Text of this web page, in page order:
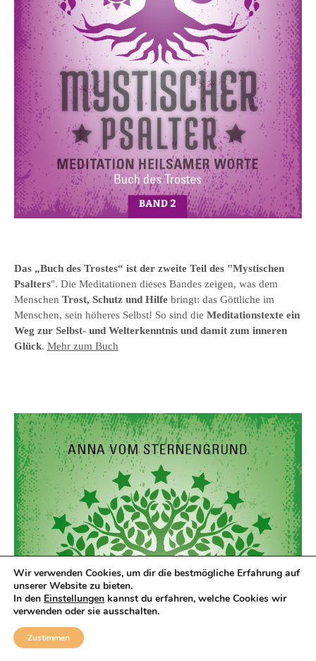
Das „Buch des Trostes“ ist der zweite Teil des "Mystischen
Psalters". Die Meditationen dieses Bandes zeigen, was dem
Menschen Trost, Schutz und Hilfe bringt: das Göttliche im
Menschen, sein höheres Selbst! So sind die Meditationstexte ein
Weg zur Selbst- und Welterkenntnis und damit zum inneren
Glück. Mehr zum Buch
Wir verwenden Cookies, um dir die bestmögliche Erfahrung auf
unserer Website zu bieten.
In den Einstellungen kannst du erfahren, welche Cookies wir
verwenden oder sie ausschalten.
Zustimmen